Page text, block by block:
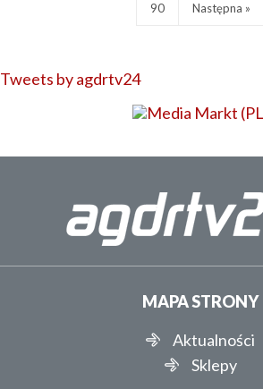
90 Następna »
Tweets by agdrtv24
MAPA STRONY
Aktualności
Sklepy